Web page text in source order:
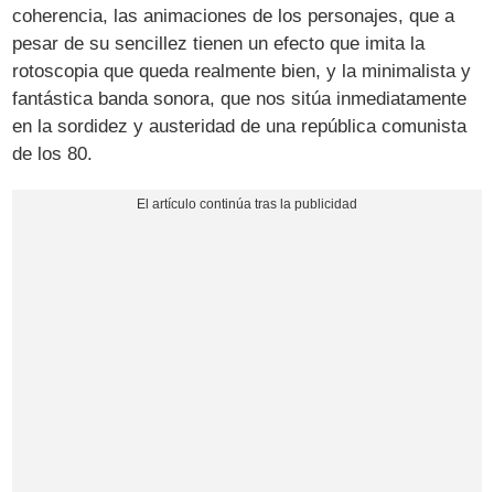
coherencia, las animaciones de los personajes, que a
pesar de su sencillez tienen un efecto que imita la
rotoscopia que queda realmente bien, y la minimalista y
fantástica banda sonora, que nos sitúa inmediatamente
en la sordidez y austeridad de una república comunista
de los 80.